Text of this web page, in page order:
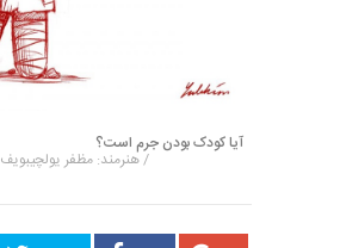
آیا کودک بودن جرم است؟
/ هنرمند: مظفر یولچیبویف